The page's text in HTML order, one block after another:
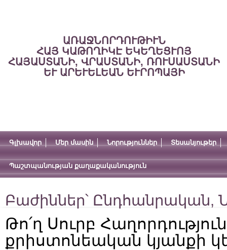
ԱՌԱՋՆՈՐԴՈՒԹԻՒՆ
ՀԱՅ ԿԱԹՈՂԻԿԷ ԵԿԵՂԵՑՒՈՅ
ՀԱՅԱՍՏԱՆԻ, ՎՐԱՍՏԱՆԻ, ՌՈՒՍԱՍՏԱՆԻ
ԵՒ ԱՐԵՒԵԼԵԱՆ ԵՒՐՈՊԱՅԻ
Գլխավոր Մեր մասին Նորություններ Տեսանյութեր
Պաշտպանության քաղաքականություն
Բաժիններ՝ Ընդհանրական,
Թո՛ղ Սուրբ
քրիստոնեական կյանքի